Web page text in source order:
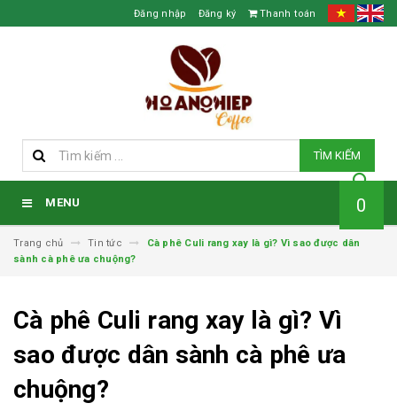
Đăng nhập Đăng ký Thanh toán
TÌM KIẾM
MENU 0
Trang chủ Tin tức
Cà phê Culi rang xay là gì? Vì sao được dân
sành cà phê ưa chuộng?
Cà phê Culi rang xay là gì? Vì
sao được dân sành cà phê ưa
chuộng?